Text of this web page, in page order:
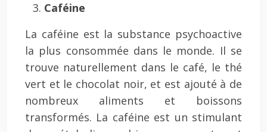
Caféine
La caféine est la substance psychoactive
la plus consommée dans le monde. Il se
trouve naturellement dans le café, le thé
vert et le chocolat noir, et est ajouté à de
nombreux aliments et boissons
transformés. La caféine est un stimulant